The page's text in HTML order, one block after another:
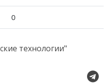
0
технологии"